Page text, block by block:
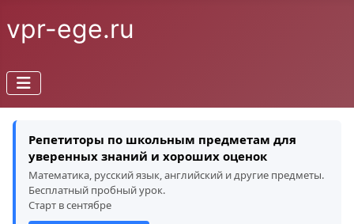
vpr-ege.ru
Репетиторы по школьным предметам для
уверенных знаний и хороших оценок
Математика, русский язык, английский и другие предметы.
Бесплатный пробный урок.
Старт в сентябре